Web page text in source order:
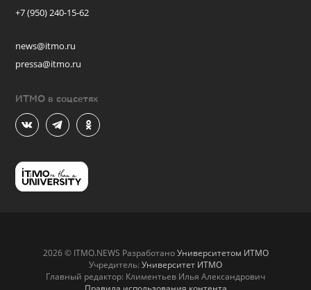
+7 (950) 240-15-62
news@itmo.ru
pressa@itmo.ru
ИТМО в соцсетях
2026 © ITMO.NEWS РазработаноУниверситетом ИТМО
Учредитель: Университет ИТМО
Главный редактор: Климентьев Илья Александрович